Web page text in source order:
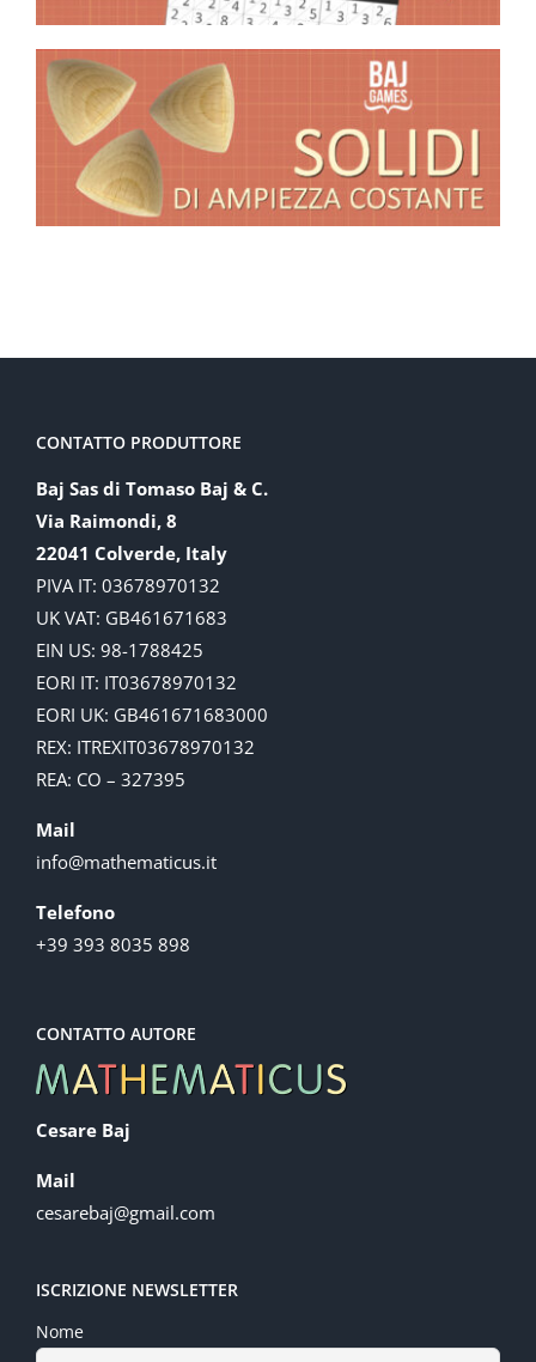
CONTATTO PRODUTTORE
Baj Sas di Tomaso Baj & C.
Via Raimondi, 8
22041 Colverde, Italy
PIVA IT: 03678970132
UK VAT: GB461671683
EIN US: 98-1788425
EORI IT: IT03678970132
EORI UK: GB461671683000
REX: ITREXIT03678970132
REA: CO – 327395
Mail
info@mathematicus.it
Telefono
+39 393 8035 898
CONTATTO AUTORE
Cesare Baj
Mail
cesarebaj@gmail.com
ISCRIZIONE NEWSLETTER
Nome